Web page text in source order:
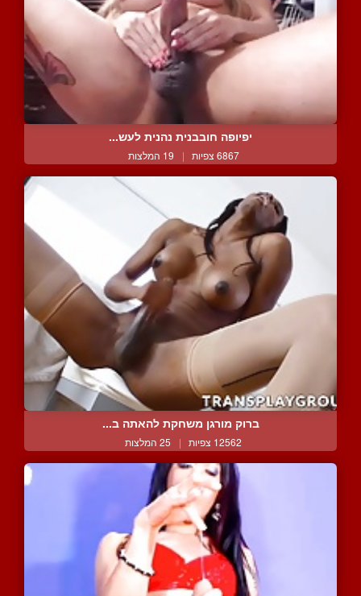
יפיופה חובבנית נהנית לעש...
6867 צפיות | 19 המלצות
ברוק מורגן משחקת להאתה ב...
12562 צפיות | 25 המלצות